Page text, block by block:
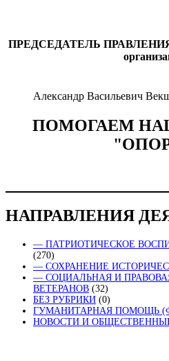
ПРЕДСЕДАТЕЛЬ
Александр Васильевич
ПОМОГАЕМ
НАПРАВЛЕНИЯ
— ПАТРИОТИЧЕСКОЕ
(270)
— СОХРАНЕНИЕ
— СОЦИАЛЬНАЯ И
ВЕТЕРАНОВ (32)
БЕЗ РУБРИКИ (0)
ГУМАНИТАРНАЯ ПОМОЩЬ
НОВОСТИ И